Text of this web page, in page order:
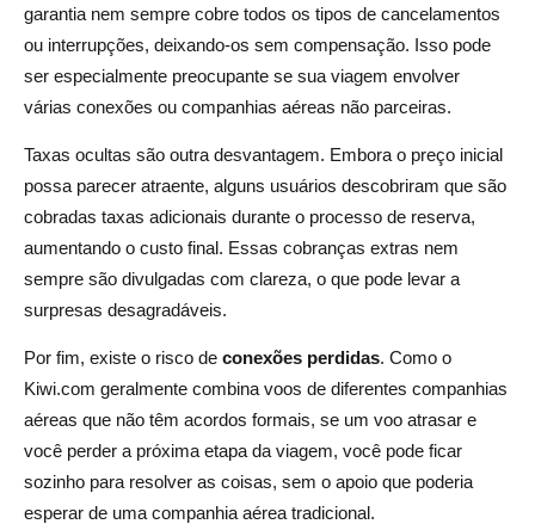
garantia nem sempre cobre todos os tipos de cancelamentos
ou interrupções, deixando-os sem compensação. Isso pode
ser especialmente preocupante se sua viagem envolver
várias conexões ou companhias aéreas não parceiras.
Taxas ocultas são outra desvantagem. Embora o preço inicial
possa parecer atraente, alguns usuários descobriram que são
cobradas taxas adicionais durante o processo de reserva,
aumentando o custo final. Essas cobranças extras nem
sempre são divulgadas com clareza, o que pode levar a
surpresas desagradáveis.
Por fim, existe o risco de conexões perdidas. Como o
Kiwi.com geralmente combina voos de diferentes companhias
aéreas que não têm acordos formais, se um voo atrasar e
você perder a próxima etapa da viagem, você pode ficar
sozinho para resolver as coisas, sem o apoio que poderia
esperar de uma companhia aérea tradicional.